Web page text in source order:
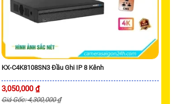
KX-C4K8108SN3 Đầu Ghi IP 8 Kênh
3,050,000 ₫
Giá Gốc: 4,300,000 ₫